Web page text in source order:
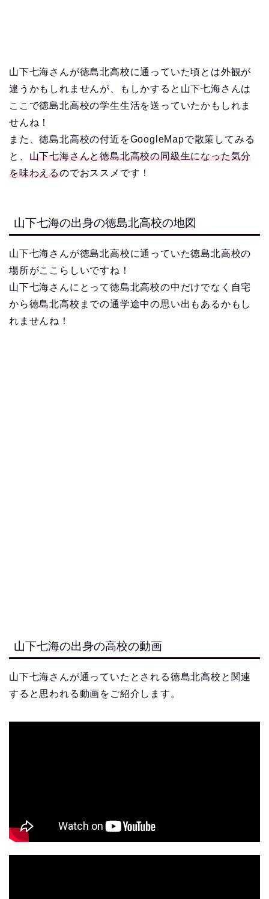
山下七海さんが徳島北高校に通っていた頃とは外観が
違うかもしれませんが、もしかすると山下七海さんは
ここで徳島北高校の学生生活を送っていたかもしれま
せんね！
また、徳島北高校の付近をGoogleMapで散策してみる
と、 山下七海さんと徳島北高校の同級生になった気分
を味わえるのでおススメです！
山下七海の出身の徳島北高校の地図
山下七海さんが徳島北高校に通っていた徳島北高校の
場所がここらしいですね！
山下七海さんにとって徳島北高校の中だけでなく自宅
から徳島北高校までの通学途中の思い出もあるかもし
れませんね！
山下七海の出身の高校の動画
山下七海さんが通っていたとされる徳島北高校と関連
すると思われる動画をご紹介します。